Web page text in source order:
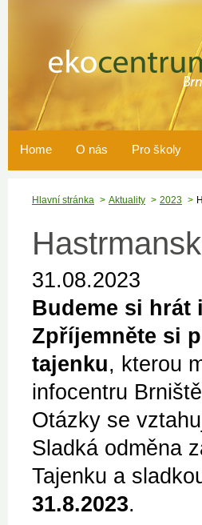
Home O nás Pro školy
Hlavní stránka Aktuality 2023
31.08.2023
Budeme si hrát
Zpříjemněte si
tajenku, kterou
infocentru
Otázky se
Sladká odměna
Tajenku a
31.8.2023.